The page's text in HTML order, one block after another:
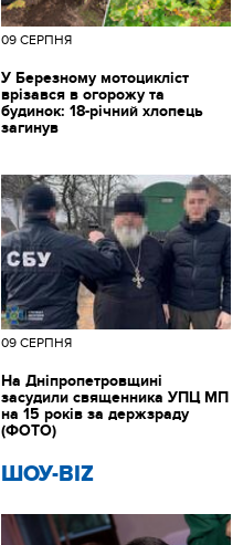
09 СЕРПНЯ
У Березному мотоцикліст
врізався в огорожу та
будинок: 18-річний хлопець
загинув
ШОУ-BIZ
09 СЕРПНЯ
На Дніпропетровщині
засудили священника УПЦ МП
на 15 років за держзраду
(ФОТО)